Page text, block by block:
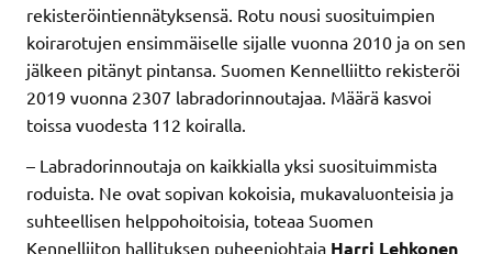
rekisteröintiennätyksensä. Rotu nousi suosituimpien
koirarotujen ensimmäiselle sijalle vuonna 2010 ja on sen
jälkeen pitänyt pintansa. Suomen Kennelliitto rekisteröi
2019 vuonna 2307 labradorinnoutajaa. Määrä kasvoi
toissa vuodesta 112 koiralla.
– Labradorinnoutaja on kaikkialla yksi suosituimmista
roduista. Ne ovat sopivan kokoisia, mukavaluonteisia ja
suhteellisen helppohoitoisia, toteaa Suomen
Kennelliiton hallituksen puheenjohtaja Harri Lehkonen